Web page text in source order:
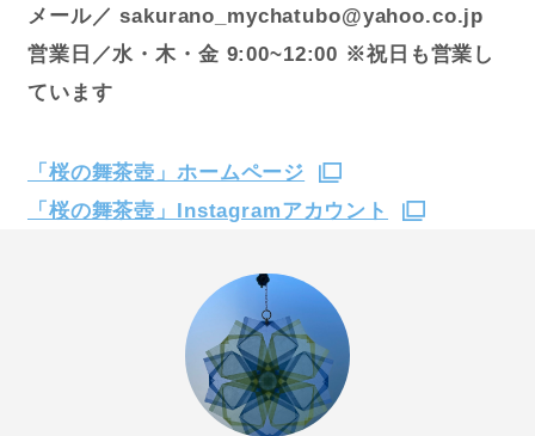
メール／ sakurano_mychatubo@yahoo.co.jp
営業日／水・木・金 9:00~12:00 ※祝日も営業し
ています
「桜の舞茶壺」ホームページ
「桜の舞茶壺」Instagramアカウント